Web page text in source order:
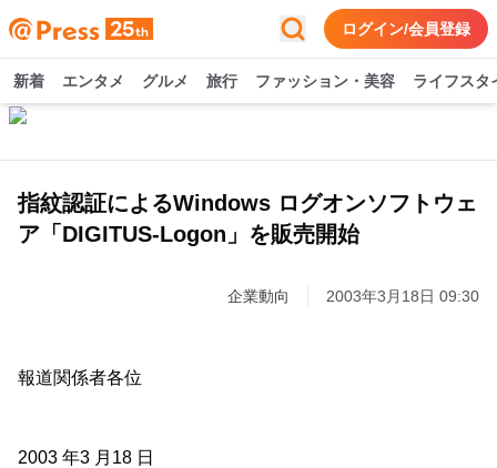
ログイン/会員登録
新着 エンタメ グルメ 旅行 ファッション・美容 ライフスタ
指紋認証によるWindows ログオンソフトウェ
ア「DIGITUS-Logon」を販売開始
企業動向 2003年3月18日 09:30
報道関係者各位
2003 年3 月18 日